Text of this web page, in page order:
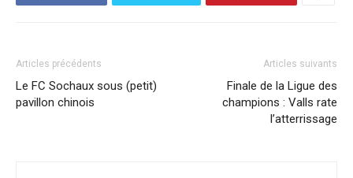
Articles précédents
Le FC Sochaux sous (petit)
pavillon chinois
Articles suivants
Finale de la Ligue des
champions : Valls rate
l’atterrissage